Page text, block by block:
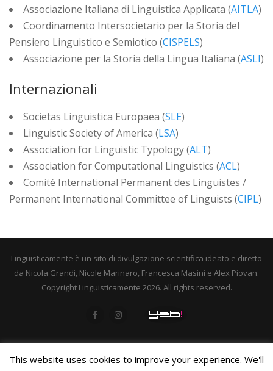
Associazione Italiana di Linguistica Applicata (AITLA)
Coordinamento Intersocietario per la Storia del
Pensiero Linguistico e Semiotico (CISPELS)
Associazione per la Storia della Lingua Italiana (ASLI)
Internazionali
Societas Linguistica Europaea (SLE)
Linguistic Society of America (LSA)
Association for Linguistic Typology (ALT)
Association for Computational Linguistics (ACL)
Comité International Permanent des Linguistes /
Permanent International Committee of Linguists (CIPL)
Linguisticamente è un sito di divulgazione scientifica ideato e diretto
da Nicola Grandi, Nicole Marinaro, Francesca Masini e Alex Piovan.
Copyright Linguisticamente 2026. All rights reserved.
This website uses cookies to improve your experience. We'll